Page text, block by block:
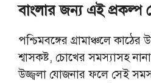
বাংলার জন্য এই প্রকল্প
পশ্চিমবঙ্গের গ্রামাঞ্চলে
শ্বাসকষ্ট, চোখের সমস্যাসহ নানা
উজ্জ্বলা যোজনার ফলে সেই